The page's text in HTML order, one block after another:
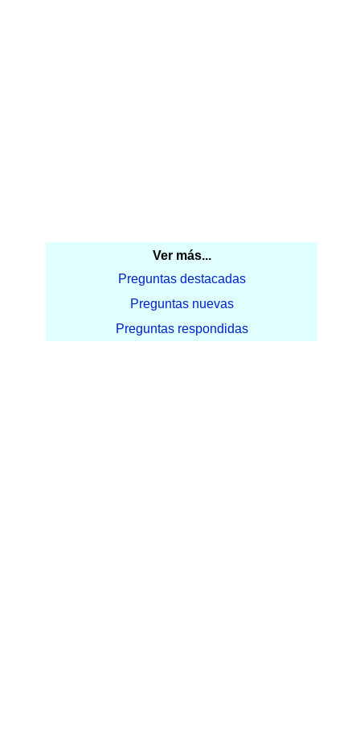
Ver más...
Preguntas destacadas
Preguntas nuevas
Preguntas respondidas